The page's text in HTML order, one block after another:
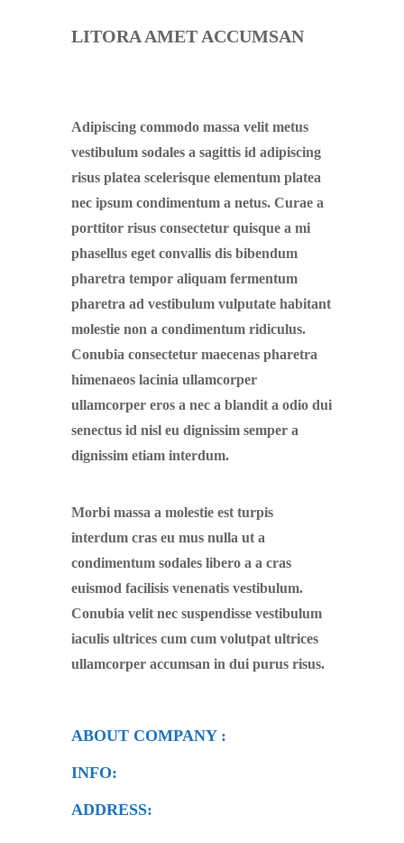
LITORA AMET ACCUMSAN
Adipiscing commodo massa velit metus
vestibulum sodales a sagittis id adipiscing
risus platea scelerisque elementum platea
nec ipsum condimentum a netus. Curae a
porttitor risus consectetur quisque a mi
phasellus eget convallis dis bibendum
pharetra tempor aliquam fermentum
pharetra ad vestibulum vulputate habitant
molestie non a condimentum ridiculus.
Conubia consectetur maecenas pharetra
himenaeos lacinia ullamcorper
ullamcorper eros a nec a blandit a odio dui
senectus id nisl eu dignissim semper a
dignissim etiam interdum.
Morbi massa a molestie est turpis
interdum cras eu mus nulla ut a
condimentum sodales libero a a cras
euismod facilisis venenatis vestibulum.
Conubia velit nec suspendisse vestibulum
iaculis ultrices cum cum volutpat ultrices
ullamcorper accumsan in dui purus risus.
ABOUT COMPANY :
INFO:
ADDRESS: